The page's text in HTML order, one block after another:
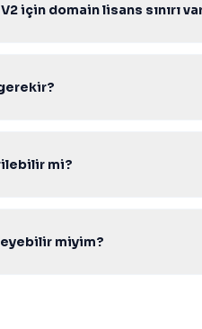
için domain lisans sınırı
mi?
miyim?